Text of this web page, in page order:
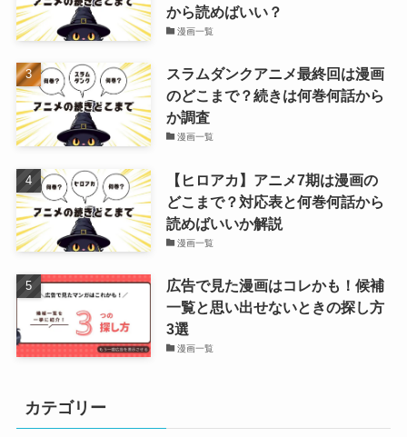
から読めばいい？
漫画一覧
スラムダンクアニメ最終回は漫画
のどこまで？続きは何巻何話から
か調査
漫画一覧
【ヒロアカ】アニメ7期は漫画の
どこまで？対応表と何巻何話から
読めばいいか解説
漫画一覧
広告で見た漫画はコレかも！候補
一覧と思い出せないときの探し方
3選
漫画一覧
カテゴリー